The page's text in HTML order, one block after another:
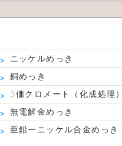
ニッケルめっき
銅めっき
3価クロメート（化成処理）
無電解金めっき
亜鉛ーニッケル合金めっき